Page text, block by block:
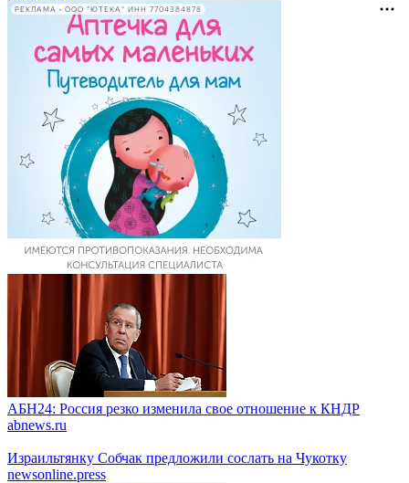
РЕКЛАМА • ООО "ЮТЕКА" ИНН 7704384878
АБН24: Россия резко изменила свое отношение к КНДР
abnews.ru
Израильтянку Собчак предложили сослать на Чукотку
newsonline.press